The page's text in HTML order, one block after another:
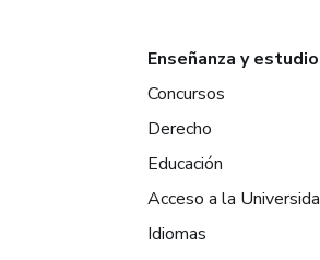
Enseñanza y
Concursos
Derecho
Educación
Acceso a la
Idiomas